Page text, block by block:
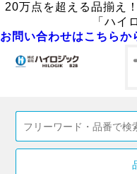
20万点を超える品揃え
「ハイ
お問い合わせはこちらか